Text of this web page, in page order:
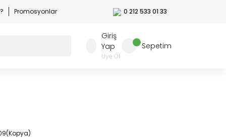
Promosyonlar 0 212 533 01 33
Giriş
Yap
Üye Ol
Sepetim